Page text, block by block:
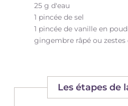
25 g d'eau
1 pincée de sel
1 pincée de vanille en
gingembre râpé ou
Les étapes de